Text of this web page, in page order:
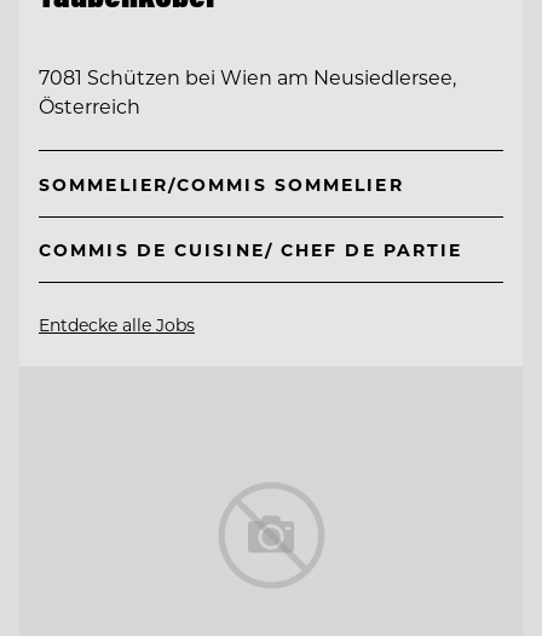
7081 Schützen bei Wien am Neusiedlersee,
Österreich
SOMMELIER/COMMIS SOMMELIER
COMMIS DE CUISINE/ CHEF DE PARTIE
Entdecke alle Jobs